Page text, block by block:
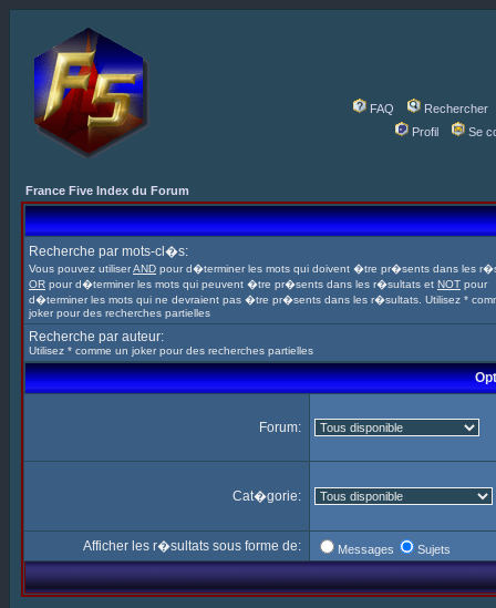
FAQ
Rechercher
Profil
Se
France Five Index du Forum
Recherche par mots-cl�s:
Vous pouvez utiliserAND pour d�terminer les mots qui doivent �tre pr�sents dans les
OR pour d�terminer les mots qui peuvent �tre pr�sents dans les r�sultats et NOT pour
d�terminer les mots qui ne devraient pas �tre pr�sents dans les r�sultats. Utilisez *
joker pour des recherches partielles
Recherche par auteur:
Utilisez * comme un joker pour des recherches partielles
Forum:
Cat�gorie:
Afficher les r�sultats sous forme de: Messages Sujets